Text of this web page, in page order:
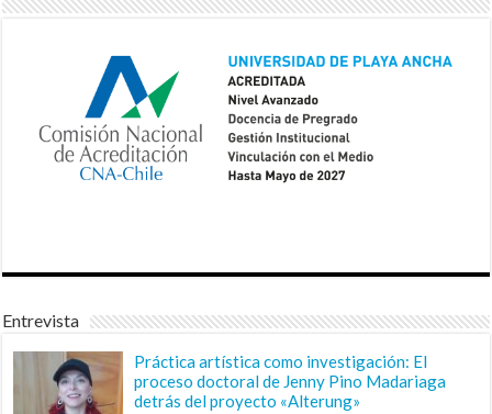
Entrevista
Práctica artística como investigación: El
proceso doctoral de Jenny Pino Madariaga
detrás del proyecto «Alterung»